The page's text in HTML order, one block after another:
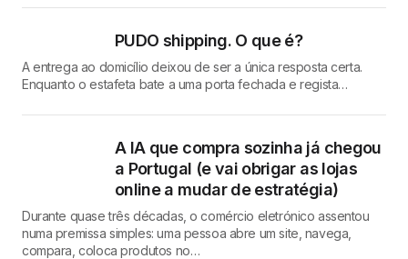
PUDO shipping. O que é?
A entrega ao domicílio deixou de ser a única resposta certa.
Enquanto o estafeta bate a uma porta fechada e regista…
A IA que compra sozinha já chegou
a Portugal (e vai obrigar as lojas
online a mudar de estratégia)
Durante quase três décadas, o comércio eletrónico assentou
numa premissa simples: uma pessoa abre um site, navega,
compara, coloca produtos no…